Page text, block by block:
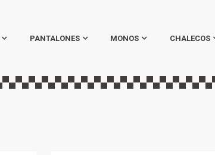
PANTALONES MONOS CHALECOS